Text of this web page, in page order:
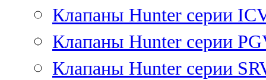
Клапаны Hunter серии
Клапаны Hunter серии
Клапаны Hunter серии